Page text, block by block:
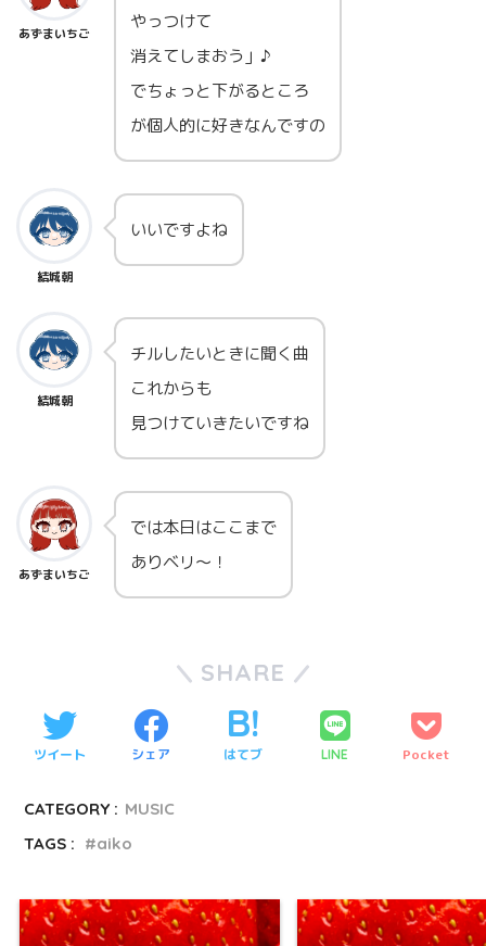
あずまいちご
やっつけて
消えてしまおう」♪
でちょっと下がるところ
が個人的に好きなんですの
結城朝
いいですよね
結城朝
チルしたいときに聞く曲
これからも
見つけていきたいですね
あずまいちご
では本日はここまで
ありベリ～！
SHARE
ツイート シェア はてブ LINE Pocket
CATEGORY : MUSIC
TAGS :
aiko